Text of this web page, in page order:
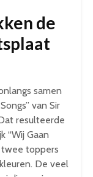
de
samen
van Sir
resulteerde
“Wij Gaan
twee toppers
De veel